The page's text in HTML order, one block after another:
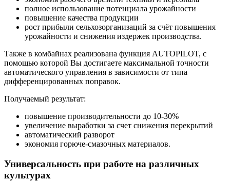
полное использование потенциала урожайности
повышение качества продукции
рост прибыли сельхозорганизаций за счёт повышения
урожайности и снижения издержек производства.
Также в комбайнах реализована функция AUTOPILOT, с
помощью которой Вы достигаете максимальной точности
автоматического управления в зависимости от типа
дифференцированных поправок.
Получаемый результат:
повышение производительности до 10-30%
увеличение выработки за счет снижения перекрытий
автоматический разворот
экономия горюче-смазочных материалов.
Универсальность при работе на различных
культурах